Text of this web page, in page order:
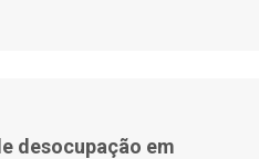
desocupação em